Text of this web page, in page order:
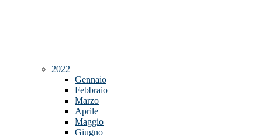
2022
Gennaio
Febbraio
Marzo
Aprile
Maggio
Giugno